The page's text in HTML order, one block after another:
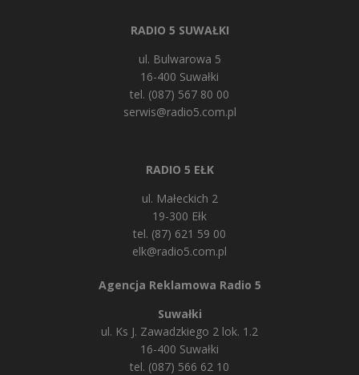
RADIO 5 SUWAŁKI
ul. Bulwarowa 5
16-400 Suwałki
tel. (087) 567 80 00
serwis@radio5.com.pl
RADIO 5 EŁK
ul. Małeckich 2
19-300 Ełk
tel. (87) 621 59 00
elk@radio5.com.pl
Agencja Reklamowa Radio 5
Suwałki
ul. Ks J. Zawadzkiego 2 lok. 1.2
16-400 Suwałki
tel. (087) 566 62 10